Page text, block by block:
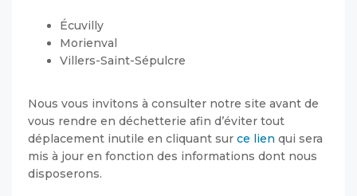
Écuvilly
Morienval
Villers-Saint-Sépulcre
Nous vous invitons à consulter notre site avant de
vous rendre en déchetterie afin d’éviter tout
déplacement inutile en cliquant sur ce lien qui sera
mis à jour en fonction des informations dont nous
disposerons.